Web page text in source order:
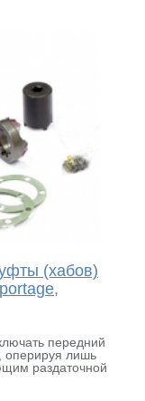
(хабов)
передний
оперируя лишь
раздаточной